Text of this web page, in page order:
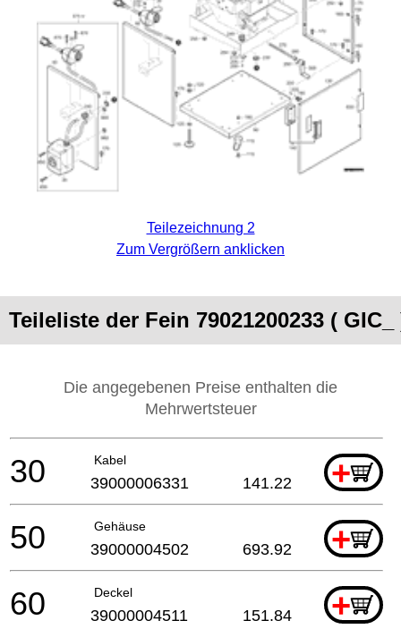
Teilezeichnung 2
Zum Vergrößern anklicken
Teileliste der Fein 79021200233 ( GIC_
Die angegebenen Preise enthalten die
Mehrwertsteuer
Kabel +
30 39000006331 141.22
Gehäuse +
50 39000004502 693.92
Deckel +
60 39000004511 151.84